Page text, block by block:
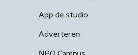
App de studio
Adverteren
NPO Campus